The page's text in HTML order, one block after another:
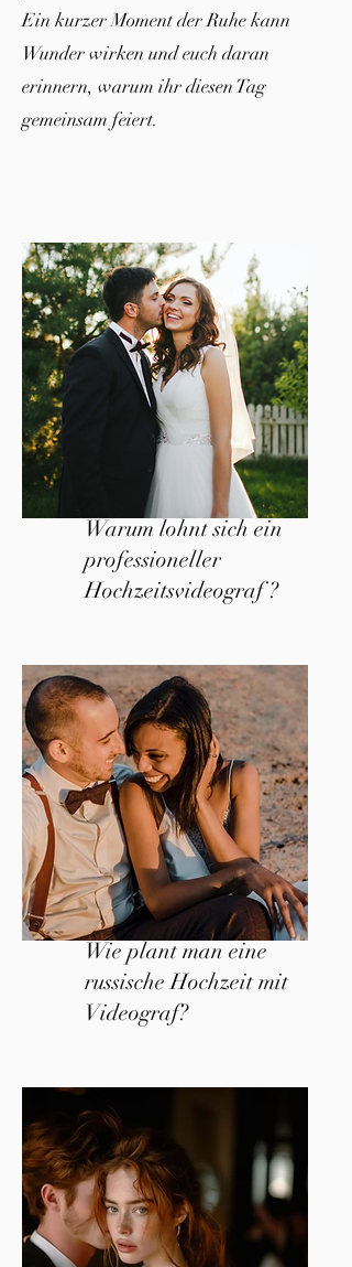
Ein kurzer Moment der Ruhe kann
Wunder wirken und euch daran
erinnern, warum ihr diesen Tag
gemeinsam feiert.
Warum lohnt sich ein
professioneller
Hochzeitsvideograf ?
Wie plant man eine
russische Hochzeit mit
Videograf?